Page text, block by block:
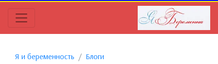
Я и беременность Блоги